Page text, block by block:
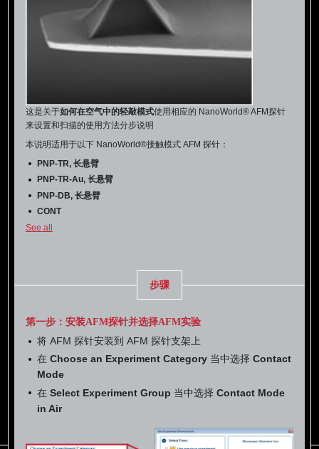
这是关于如何在空气中的轻敲模式使用相应的 NanoWorld® AFM探针
来设置和扫描的使用方法分步说明
本说明适用于以下 NanoWorld®接触模式 AFM 探针：
PNP-TR, 长悬臂
PNP-TR-Au, 长悬臂
PNP-DB, 长悬臂
CONT
CONTR
See all
步骤
第一步：安装AFM探针并选择AFM实验
将 AFM 探针安装到 AFM 探针支架上
在Choose an Experiment Category 当中选择 Contact
Mode
在Select Experiment Group 当中选择 Contact Mode
in Air